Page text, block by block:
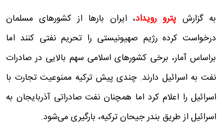
به گزارش پترو رویداد، ایران بارها از کشورهای مسلمان
درخواست کرده رژیم صهیونیستی را تحریم نفتی کنند اما
براساس آمار، برخی کشورهای اسلامی سهم بالایی در صادرات
نفت به اسرائیل دارند. چندی پیش ترکیه ممنوعیت تجارت با
اسرائیل را اعلام کرد اما همچنان نفت صادراتی آذربایجان به
اسرائیل از طریق بندر جیحان ترکیه، بارگیری می‌شود.